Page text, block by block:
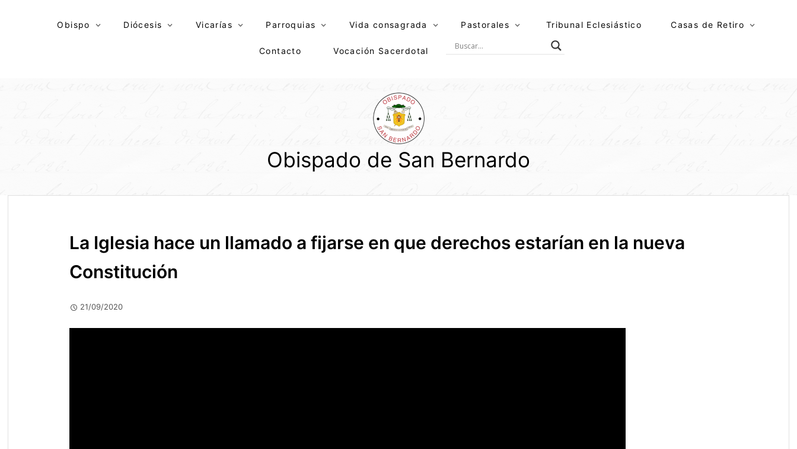
Obispo Diócesis Vicarías Parroquias Vida consagrada Pastorales Tribunal Eclesiástico Casas de Retiro
Contacto Vocación Sacerdotal
Obispado de San Bernardo
La Iglesia hace un llamado a fijarse en que derechos estarían en la nueva
Constitución
21/09/2020